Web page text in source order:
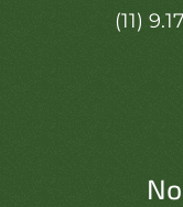
(11)